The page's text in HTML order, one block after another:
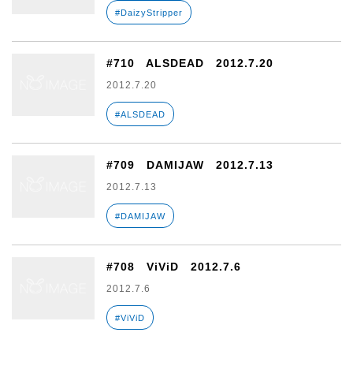
#DaizyStripper
#710 ALSDEAD 2012.7.20
2012.7.20
#ALSDEAD
#709 DAMIJAW 2012.7.13
2012.7.13
#DAMIJAW
#708 ViViD 2012.7.6
2012.7.6
#ViViD